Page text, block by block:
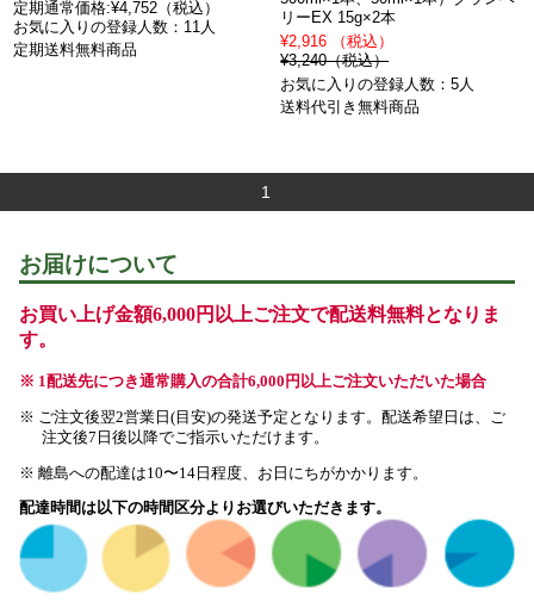
定期通常価格:¥4,752（税込）
お気に入りの登録人数：11人
定期送料無料商品
リーEX 15g×2本
¥2,916 （税込）
¥3,240（税込）
お気に入りの登録人数：5人
送料代引き無料商品
1